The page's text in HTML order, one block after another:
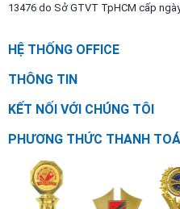
13476 do Sở GTVT TpHCM cấp
HỆ THỐNG OFFICE
THÔNG TIN
KẾT NỐI VỚI CHÚNG TÔI
PHƯƠNG THỨC THANH